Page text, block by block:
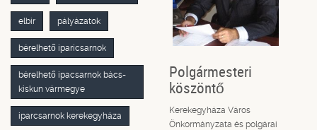
elbir pályázatok
bérelhető iparicsarnok
bérelhető ipacsarnok bács-
kiskun vármegye
iparcsarnok kerekegyháza
Polgármesteri
köszöntő
Kerekegyháza Város
Önkormányzata és polgárai